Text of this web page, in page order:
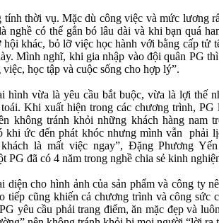
tính thời vụ. Mặc dù công việc và mức lương
nghề có thể gắn bó lâu dài và khi bạn quá
hội khác, bỏ lỡ việc học hành với bằng cấp tử
Mình nghĩ, khi gia nhập vào đội quân PG
học tập và cuộc sống cho hợp lý”.
hình vừa là yêu cầu bắt buộc, vừa là lợi thế
Khi xuất hiện trong các chương trình, PG
không tránh khỏi những khách hàng nam
khi ức đến phát khóc nhưng mình vẫn phải
là mất việc ngay”, Đặng Phương
PG đã có 4 năm trong nghề chia sẻ kinh
diện cho hình ảnh của sản phẩm và công ty
tiếp cũng khiến cả chương trình và công sức
yêu cầu phải trang điểm, ăn mặc đẹp và